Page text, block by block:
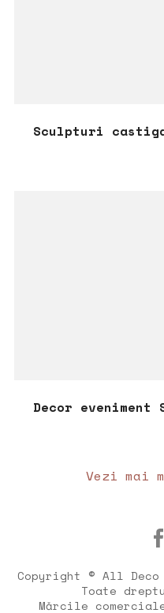
Sculpturi
Decor eveniment
Vezi mai
Copyright © All
Toate
Mărcile